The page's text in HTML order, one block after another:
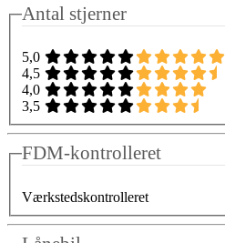
Antal stjerner
5,0
4,5
4,0
3,5
FDM-kontrolleret
Værkstedskontrolleret